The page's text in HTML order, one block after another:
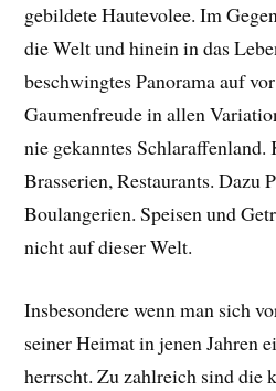
gebildete Hautevolee. Im
die Welt und hinein in das
beschwingtes Panorama auf
Gaumenfreude in allen
nie gekanntes
Brasserien, Restaurants. Dazu
Boulangerien. Speisen und
nicht auf dieser Welt.
Insbesondere wenn man sich
seiner Heimat in jenen Jahren
herrscht. Zu zahlreich sind die